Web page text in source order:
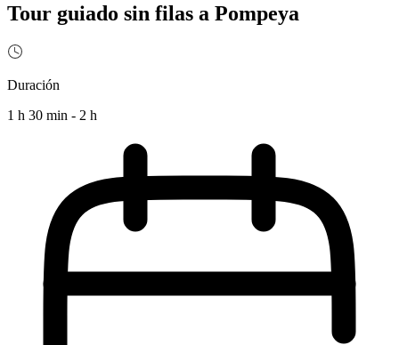
Tour guiado sin filas a Pompeya
Duración
1 h 30 min - 2 h